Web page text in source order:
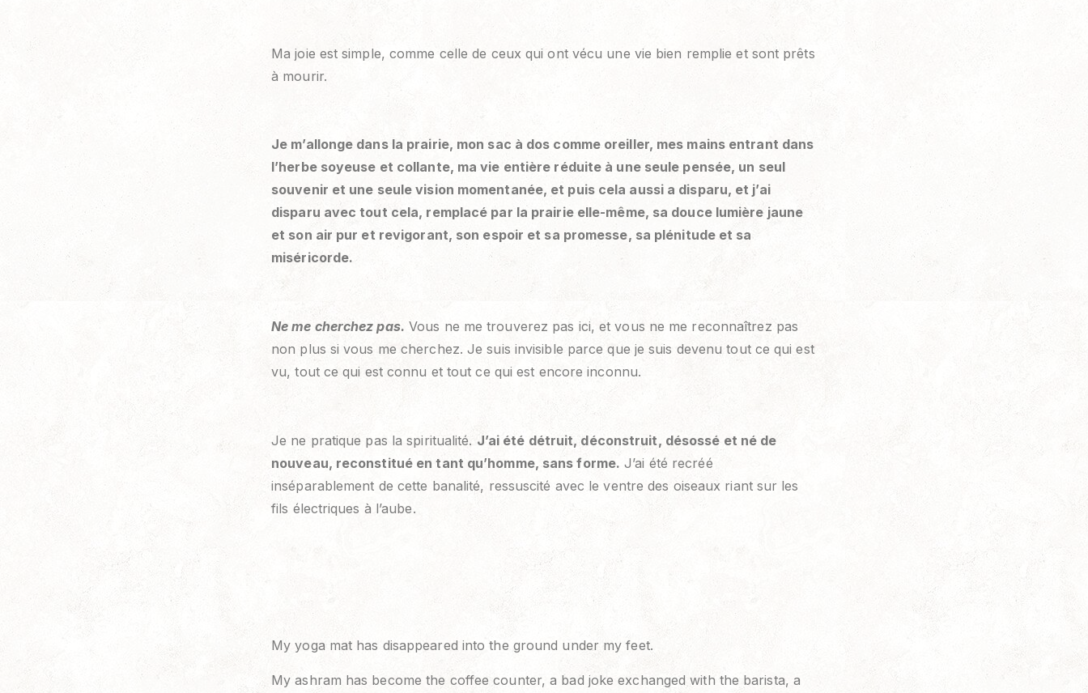
Ma joie est simple, comme celle de ceux qui ont vécu une vie bien remplie et sont prêts
à mourir.
Je m’allonge dans la prairie, mon sac à dos comme oreiller, mes mains entrant dans
l’herbe soyeuse et collante, ma vie entière réduite à une seule pensée, un seul
souvenir et une seule vision momentanée, et puis cela aussi a disparu, et j’ai
disparu avec tout cela, remplacé par la prairie elle-même, sa douce lumière jaune
et son air pur et revigorant, son espoir et sa promesse, sa plénitude et sa
miséricorde.
Ne me cherchez pas. Vous ne me trouverez pas ici, et vous ne me reconnaîtrez pas
non plus si vous me cherchez. Je suis invisible parce que je suis devenu tout ce qui est
vu, tout ce qui est connu et tout ce qui est encore inconnu.
Je ne pratique pas la spiritualité. J’ai été détruit, déconstruit, désossé et né de
nouveau, reconstitué en tant qu’homme, sans forme. J’ai été recréé
inséparablement de cette banalité, ressuscité avec le ventre des oiseaux riant sur les
fils électriques à l’aube.
My yoga mat has disappeared into the ground under my feet.
My ashram has become the coffee counter, a bad joke exchanged with the barista, a